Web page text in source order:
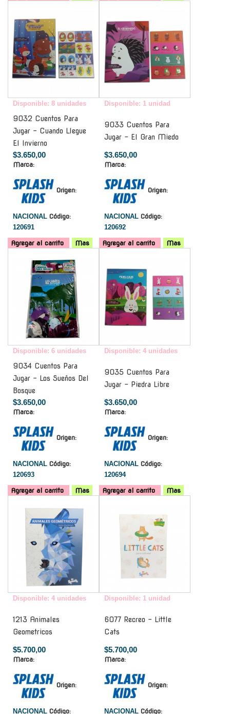
Disponible: 8 unidades
9032 Cuentos Para
Jugar - Cuando Llegue
El Invierno
$3.650,00
Marca:
Origen:
NACIONAL Código:
120691
Agregar al carrito Mas
Disponible: 1 unidad
9033 Cuentos Para
Jugar - El Gran Miedo
$3.650,00
Marca:
Origen:
NACIONAL Código:
120692
Agregar al carrito
Mas
Disponible: 6 unidades
9034 Cuentos Para
Jugar - Los Sueños Del
Bosque
$3.650,00
Marca:
Origen:
NACIONAL Código:
120693
Agregar al carrito Mas
Disponible: 4 unidades
9035 Cuentos Para
Jugar - Piedra Libre
$3.650,00
Marca:
Origen:
NACIONAL Código:
120694
Agregar al carrito
Mas
Disponible: 4 unidades
1213 Animales
Geometricos
$5.700,00
Marca:
Origen:
NACIONAL Código:
Disponible: 1 unidad
6077 Recreo - Little
Cats
$5.700,00
Marca:
Origen:
NACIONAL Código: